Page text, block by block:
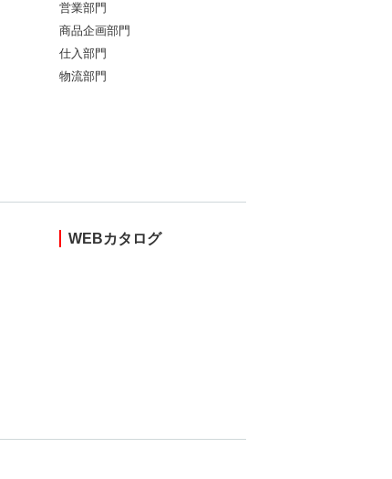
営業部門
商品企画部門
仕入部門
物流部門
WEBカタログ